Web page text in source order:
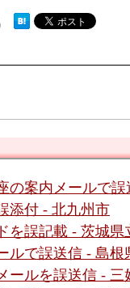
の案内メールで
添付 - 北九州市
を誤記載 - 茨城
ルで誤送信 - 島根
ールを誤送信 - 三